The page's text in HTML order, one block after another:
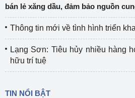
bán lẻ xăng dầu, đảm bảo nguồn
Thông tin mới về tình hình triển
Lạng Sơn: Tiêu hủy nhiều hàng
hữu trí tuệ
TIN NỔI BẬT